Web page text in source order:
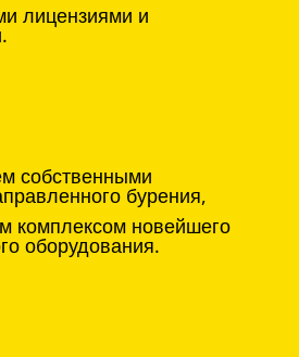
лицензиями и
собственными
бурения,
комплексом новейшего
оборудования.